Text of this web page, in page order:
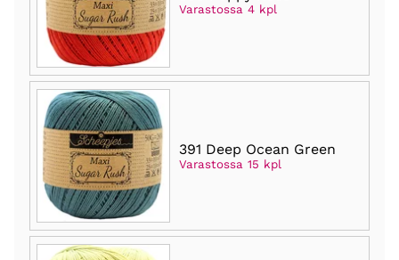
Varastossa 4 kpl
391 Deep Ocean Green
Varastossa 15 kpl